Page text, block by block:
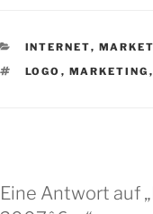
KATEGORIEN
INTERNET,
SCHLAGWÖRTER
LOGO , MARKETING ,
Eine Antwort auf